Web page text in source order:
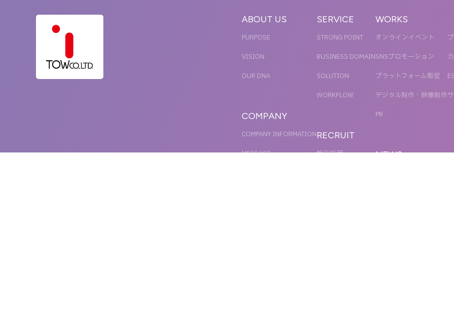
ABOUT US
PURPOSE
VISION
OUR DNA
COMPANY
COMPANY INFORMATION
MESSAGE
SERVICE
STRONG POINT
BUSINESS DOMAIN
SOLUTION
WORKFLOW
RECRUIT
新卒採用
WORKS
オンラインイベント
SNSプロモーション
プラットフォーム販促
デジタル制作・映像制作
PR
NEWS